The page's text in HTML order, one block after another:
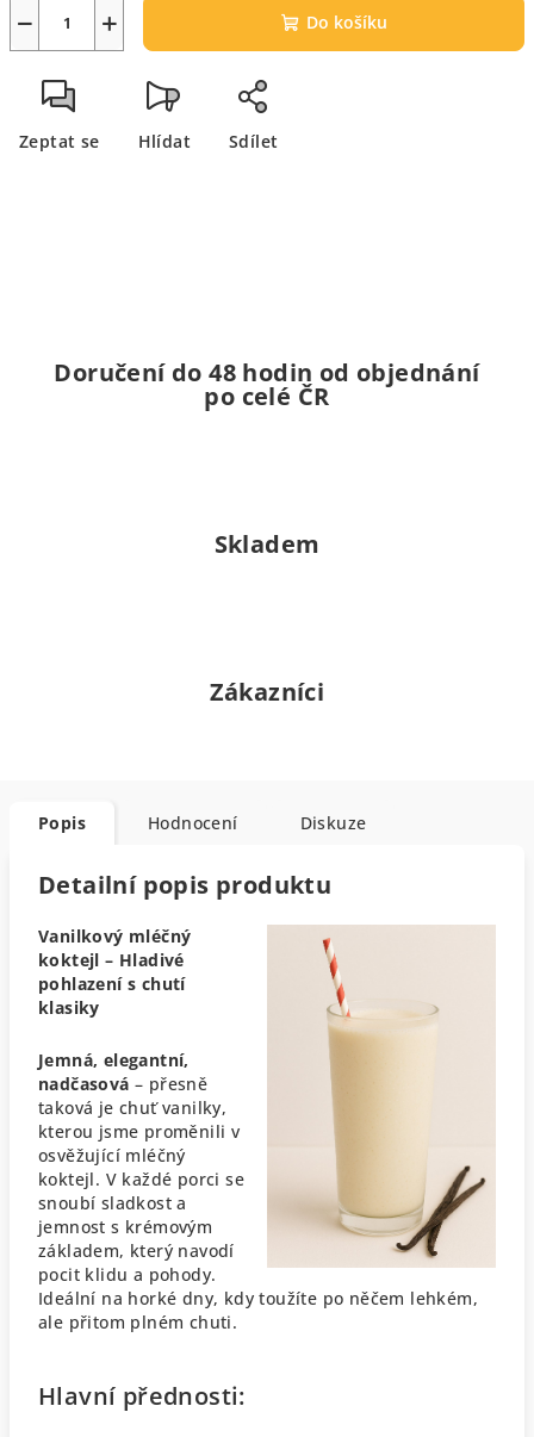
+
− Do košíku
Zeptat se Hlídat Sdílet
Doručení do 48 hodin od objednání
po celé ČR
Skladem
Zákazníci
Popis Hodnocení Diskuze
Detailní popis produktu
Vanilkový mléčný
koktejl – Hladivé
pohlazení s chutí
klasiky
Jemná, elegantní,
nadčasová – přesně
taková je chuť vanilky,
kterou jsme proměnili v
osvěžující mléčný
koktejl. V každé porci se
snoubí sladkost a
jemnost s krémovým
základem, který navodí
pocit klidu a pohody.
Ideální na horké dny, kdy toužíte po něčem lehkém,
ale přitom plném chuti.
Hlavní přednosti: